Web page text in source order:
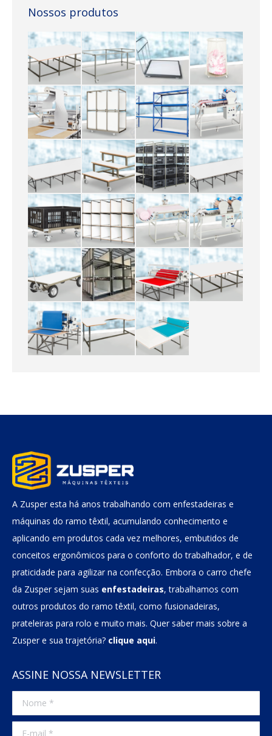
Nossos produtos
A Zusper esta há anos trabalhando com enfestadeiras e
máquinas do ramo têxtil, acumulando conhecimento e
aplicando em produtos cada vez melhores, embutidos de
conceitos ergonômicos para o conforto do trabalhador, e de
praticidade para agilizar na confecção. Embora o carro chefe
da Zusper sejam suas enfestadeiras, trabalhamos com
outros produtos do ramo têxtil, como fusionadeiras,
prateleiras para rolo e muito mais. Quer saber mais sobre a
Zusper e sua trajetória? clique aqui.
ASSINE NOSSA NEWSLETTER
Nome *
E-mail *